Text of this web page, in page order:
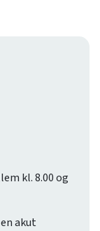
kl. 8.00 og
akut